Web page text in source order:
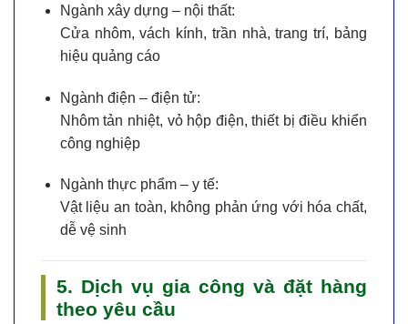
Ngành xây dựng – nội thất:
Cửa nhôm, vách kính, trần nhà, trang trí, bảng
hiệu quảng cáo
Ngành điện – điện tử:
Nhôm tản nhiệt, vỏ hộp điện, thiết bị điều khiển
công nghiệp
Ngành thực phẩm – y tế:
Vật liệu an toàn, không phản ứng với hóa chất,
dễ vệ sinh
5. Dịch vụ gia công và đặt hàng
theo yêu cầu